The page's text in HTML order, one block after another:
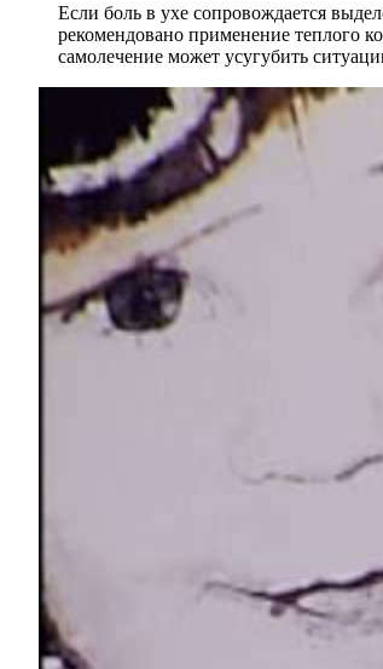
Если боль в ухе сопровождается
рекомендовано применение теплого
самолечение может усугубить